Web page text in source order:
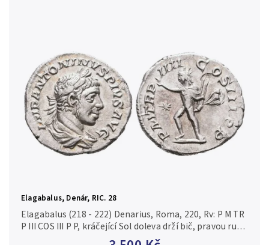
Elagabalus, Denár, RIC. 28
Elagabalus (218 - 222) Denarius, Roma, 220, Rv: P M TR
P III COS III P P, kráčející Sol doleva drží bič, pravou ruku
má zdviženou, v poli hvězda, RIC.28, RSC.154 ...